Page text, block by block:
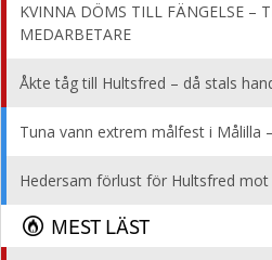
KVINNA DÖMS TILL FÄNGELSE –
MEDARBETARE
Åkte tåg till Hultsfred – då stals
Tuna vann extrem målfest i Målilla
Hedersam förlust för Hultsfred
MEST LÄST